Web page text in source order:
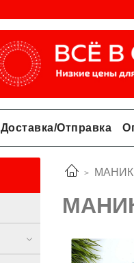
Доставка/Отправка